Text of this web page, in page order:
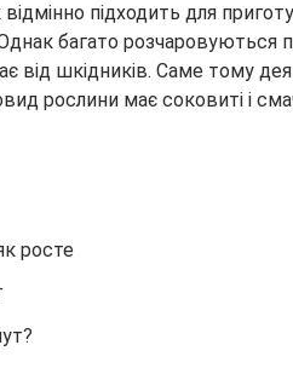
підходить для
Однак багато розчаровуються
від шкідників. Саме тому
рослини має соковиті і
росте